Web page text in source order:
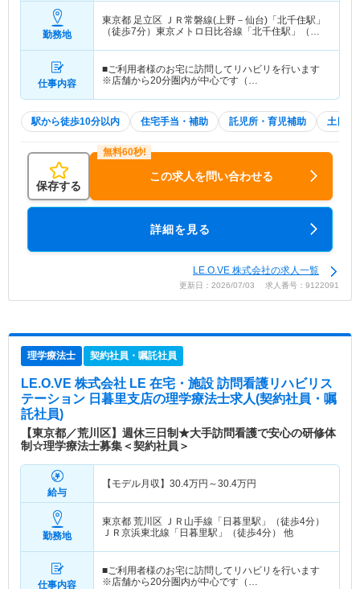
勤務地
東京都 足立区 ＪＲ常磐線(上野－仙台)「北千住駅」
（徒歩7分）東京メトロ日比谷線「北千住駅」（徒
仕事内容
■ご利用者様のお宅に訪問してリハビリを行います
※店舗から20分圏内が中心です（…
駅から徒歩10分以内 住宅手当・補助 託児所・育児補助 土日祝
保存する
この求人を問い合わせる
詳細を見る
LE.O.VE 株式会社の求人一覧
更新日：2026/07/03 求人番号：9122091
理学療法士 契約社員・嘱託社員
LE.O.VE 株式会社 LE 在宅・施設 訪問看護リハビリス
テーション 日暮里支店の理学療法士求人(契約社員・嘱
託社員)
【東京都／荒川区】週休三日制★大手訪問看護で安心の研修体
制☆理学療法士募集＜契約社員＞
給与
【モデル月収】 30.4万円～30.4万円
勤務地
東京都 荒川区 ＪＲ山手線「日暮里駅」（徒歩4分）
ＪＲ京浜東北線「日暮里駅」（徒歩4分） 他
仕事内容
■ご利用者様のお宅に訪問してリハビリを行います
※店舗から20分圏内が中心です（…